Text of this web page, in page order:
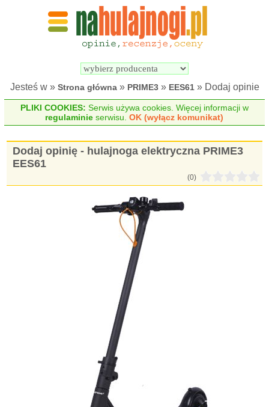
Wyszukiwarka
elektrycznych
Jesteś w » Strona główna» PRIME3» EES61» Dodaj opinie
PLIKI COOKIES: Serwis używa cookies. Więcej informacji w
regulaminie serwisu.OK (wyłącz komunikat)
Dodaj opinię - hulajnoga elektryczna PRIME3
EES61
(0)